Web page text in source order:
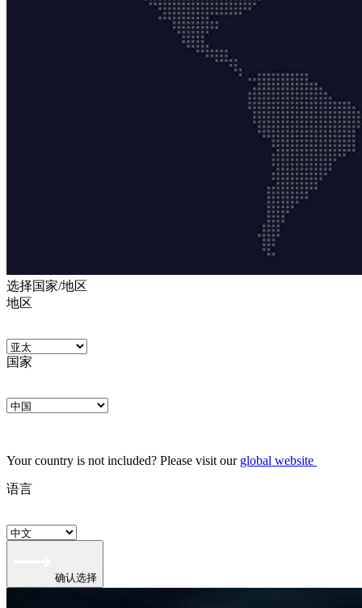
选择国家/地区
地区
国家
Your country is not included? Please visit our global website
语言
确认选择